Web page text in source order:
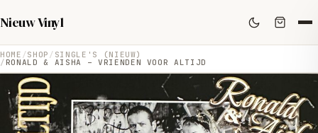
Nieuw Vinyl
HOME SHOP SINGLE'S (NIEUW)
RONALD & AISHA – VRIENDEN VOOR ALTIJD